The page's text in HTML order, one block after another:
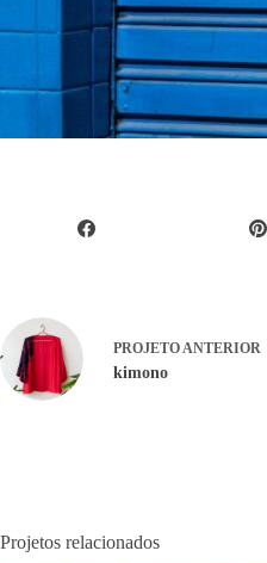
PROJETOANTERIOR
kimono
Projetos relacionados